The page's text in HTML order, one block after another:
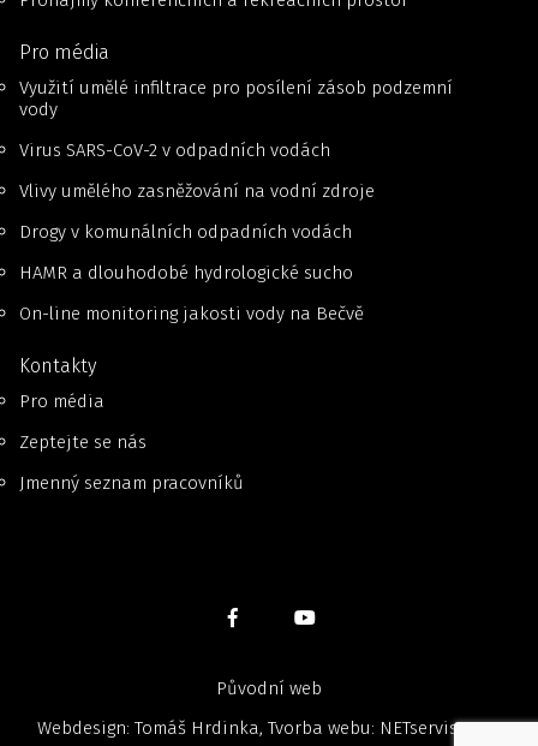
Pro média
Využití umělé infiltrace pro posílení zásob podzemní
vody
Virus SARS-CoV-2 v odpadních vodách
Vlivy umělého zasněžování na vodní zdroje
Drogy v komunálních odpadních vodách
HAMR a dlouhodobé hydrologické sucho
On-line monitoring jakosti vody na Bečvě
Kontakty
Pro média
Zeptejte se nás
Jmenný seznam pracovníků
Původní web
Webdesign: Tomáš Hrdinka, Tvorba webu: NETservis, s.r.o.